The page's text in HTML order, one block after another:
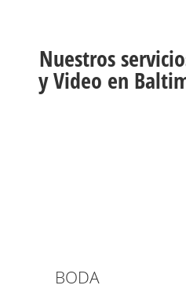
Nuestros
y Video en
BODA